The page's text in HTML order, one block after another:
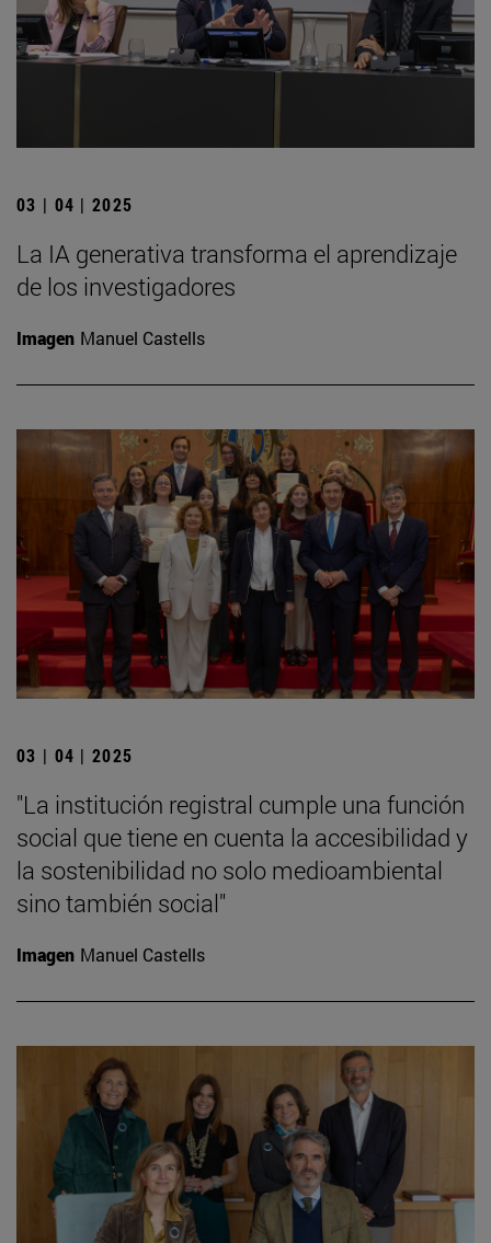
03 | 04 | 2025
La IA generativa transforma el aprendizaje
de los investigadores
Imagen Manuel Castells
03 | 04 | 2025
"La institución registral cumple una función
social que tiene en cuenta la accesibilidad y
la sostenibilidad no solo medioambiental
sino también social"
Imagen Manuel Castells